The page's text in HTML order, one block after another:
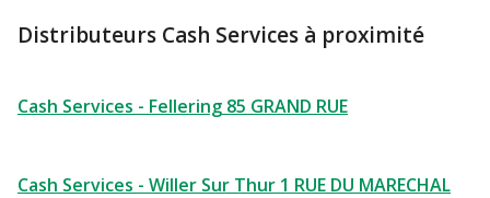
Distributeurs Cash Services à proximité
Cash Services - Fellering 85 GRAND RUE
Cash Services - Willer Sur Thur 1 RUE DU MARECHAL